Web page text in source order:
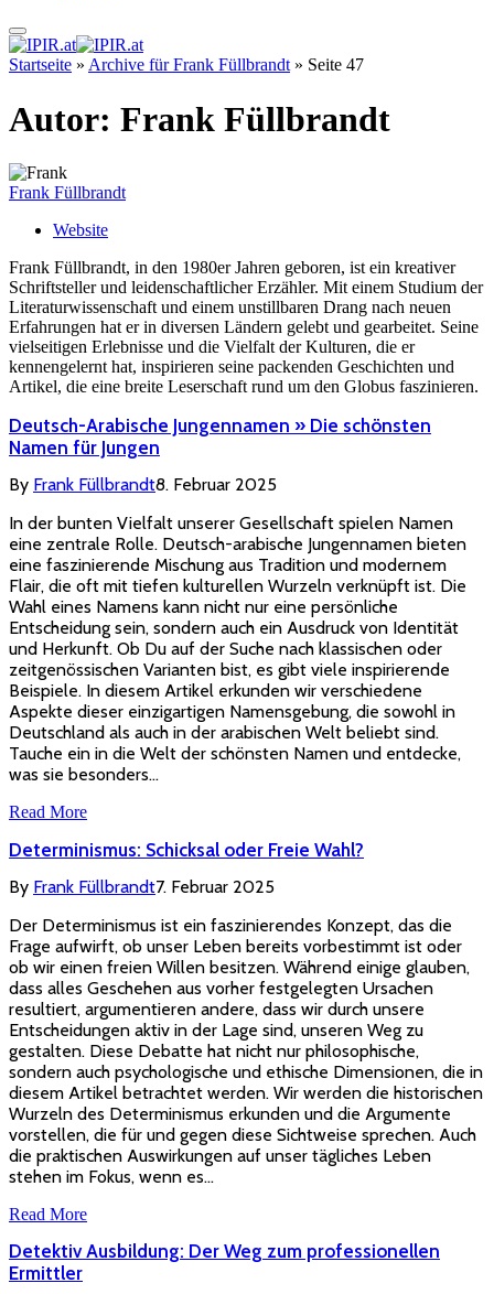
Startseite » Archive für Frank Füllbrandt» Seite 47
Autor: Frank Füllbrandt
Frank Füllbrandt
Website
Frank Füllbrandt, in den 1980er Jahren geboren, ist ein kreativer
Schriftsteller und leidenschaftlicher Erzähler. Mit einem Studium der
Literaturwissenschaft und einem unstillbaren Drang nach neuen
Erfahrungen hat er in diversen Ländern gelebt und gearbeitet. Seine
vielseitigen Erlebnisse und die Vielfalt der Kulturen, die er
kennengelernt hat, inspirieren seine packenden Geschichten und
Artikel, die eine breite Leserschaft rund um den Globus faszinieren.
Deutsch-Arabische Jungennamen » Die schönsten
Namen für Jungen
By Frank Füllbrandt8. Februar 2025
In der bunten Vielfalt unserer Gesellschaft spielen Namen
eine zentrale Rolle. Deutsch-arabische Jungennamen bieten
eine faszinierende Mischung aus Tradition und modernem
Flair, die oft mit tiefen kulturellen Wurzeln verknüpft ist. Die
Wahl eines Namens kann nicht nur eine persönliche
Entscheidung sein, sondern auch ein Ausdruck von Identität
und Herkunft. Ob Du auf der Suche nach klassischen oder
zeitgenössischen Varianten bist, es gibt viele inspirierende
Beispiele. In diesem Artikel erkunden wir verschiedene
Aspekte dieser einzigartigen Namensgebung, die sowohl in
Deutschland als auch in der arabischen Welt beliebt sind.
Tauche ein in die Welt der schönsten Namen und entdecke,
was sie besonders…
Read More
Determinismus: Schicksal oder Freie Wahl?
By Frank Füllbrandt7. Februar 2025
Der Determinismus ist ein faszinierendes Konzept, das die
Frage aufwirft, ob unser Leben bereits vorbestimmt ist oder
ob wir einen freien Willen besitzen. Während einige glauben,
dass alles Geschehen aus vorher festgelegten Ursachen
resultiert, argumentieren andere, dass wir durch unsere
Entscheidungen aktiv in der Lage sind, unseren Weg zu
gestalten. Diese Debatte hat nicht nur philosophische,
sondern auch psychologische und ethische Dimensionen, die in
diesem Artikel betrachtet werden. Wir werden die historischen
Wurzeln des Determinismus erkunden und die Argumente
vorstellen, die für und gegen diese Sichtweise sprechen. Auch
die praktischen Auswirkungen auf unser tägliches Leben
stehen im Fokus, wenn es…
Read More
Detektiv Ausbildung: Der Weg zum professionellen
Ermittler